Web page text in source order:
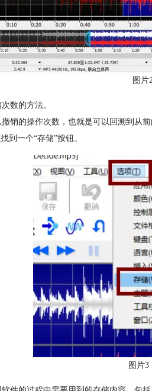
图片
数的方法。
销的操作次数，也就是可以回溯到从前
到一个“存储”按钮。
图片3